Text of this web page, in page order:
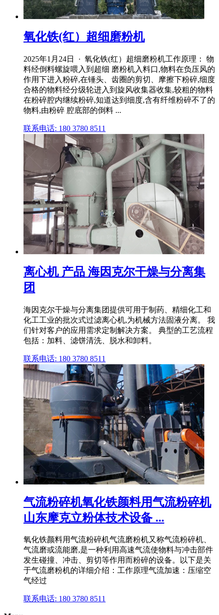
氧化铁(红）超细磨粉机
2025年1月24日 · 氧化铁(红）超细磨粉机工作原理： 物
料经倒料螺旋喂入到超细 磨粉机入料口,物料在负压风的
作用下进入粉碎,在锤头、齿圈的剪切、摩擦下粉碎,细度
合格的物料经分级轮进入到旋风收集器收集,较粗的物料
在粉碎腔内继续粉碎,知道达到细度,含有纤维粉碎不了的
物料,由粉碎 腔底部的倒料 ...
联系电话: 180 3780 8511
离心机 产品 海因克尔干燥与分离集
团
海因克尔干燥与分离集团提供可用于制药、精细化工和
化工工业的批次式过滤离心机,为机械方法固液分离。 我
们针对客户的应用需求定制解决方案。 典型的工艺流程
包括：加料、滤饼清洗、脱水和卸料。
联系电话: 180 3780 8511
气流粉碎机氧化铁颜料用气流粉碎机
山东摩克立粉体技术设备 ...
氧化铁颜料用气流粉碎机气流磨粉机又称气流粉碎机、
气流磨或流能磨,是一种利用高速气流使物料与冲击部件
发生碰撞、冲击、剪切等作用而粉碎的设备。以下是关
于气流磨粉机的详细介绍：工作原理气流加速：压缩空
气经过
联系电话: 180 3780 8511